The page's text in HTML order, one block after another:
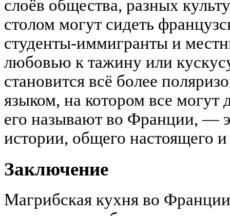
слоёв общества, разных
столом могут сидеть
студенты-иммигранты и
любовью к тажину или
становится всё более
языком, на котором все могут
его называют во Франции, —
истории, общего настоящего
Заключение
Магрибская кухня во